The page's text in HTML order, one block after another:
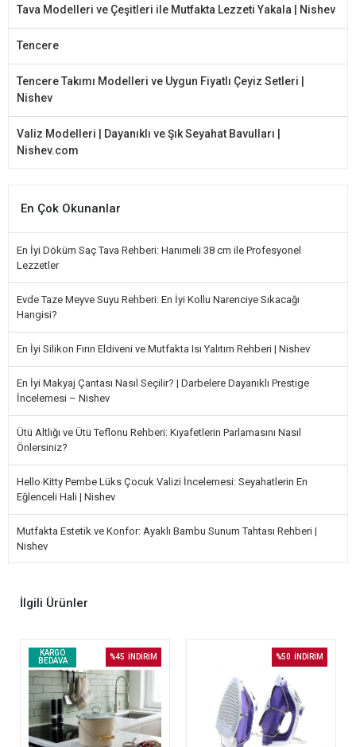
Tava Modelleri ve Çeşitleri ile Mutfakta Lezzeti Yakala | Nishev
Tencere
Tencere Takımı Modelleri ve Uygun Fiyatlı Çeyiz Setleri |
Nishev
Valiz Modelleri | Dayanıklı ve Şık Seyahat Bavulları |
Nishev.com
En Çok Okunanlar
En İyi Döküm Saç Tava Rehberi: Hanımeli 38 cm ile Profesyonel
Lezzetler
Evde Taze Meyve Suyu Rehberi: En İyi Kollu Narenciye Sıkacağı
Hangisi?
En İyi Silikon Fırın Eldiveni ve Mutfakta Isı Yalıtım Rehberi | Nishev
En İyi Makyaj Çantası Nasıl Seçilir? | Darbelere Dayanıklı Prestige
İncelemesi – Nishev
Ütü Altlığı ve Ütü Teflonu Rehberi: Kıyafetlerin Parlamasını Nasıl
Önlersiniz?
Hello Kitty Pembe Lüks Çocuk Valizi İncelemesi: Seyahatlerin En
Eğlenceli Hali | Nishev
Mutfakta Estetik ve Konfor: Ayaklı Bambu Sunum Tahtası Rehberi |
Nishev
İlgili Ürünler
KARGO
BEDAVA
%45 İNDİRİM %50 İNDİRİM